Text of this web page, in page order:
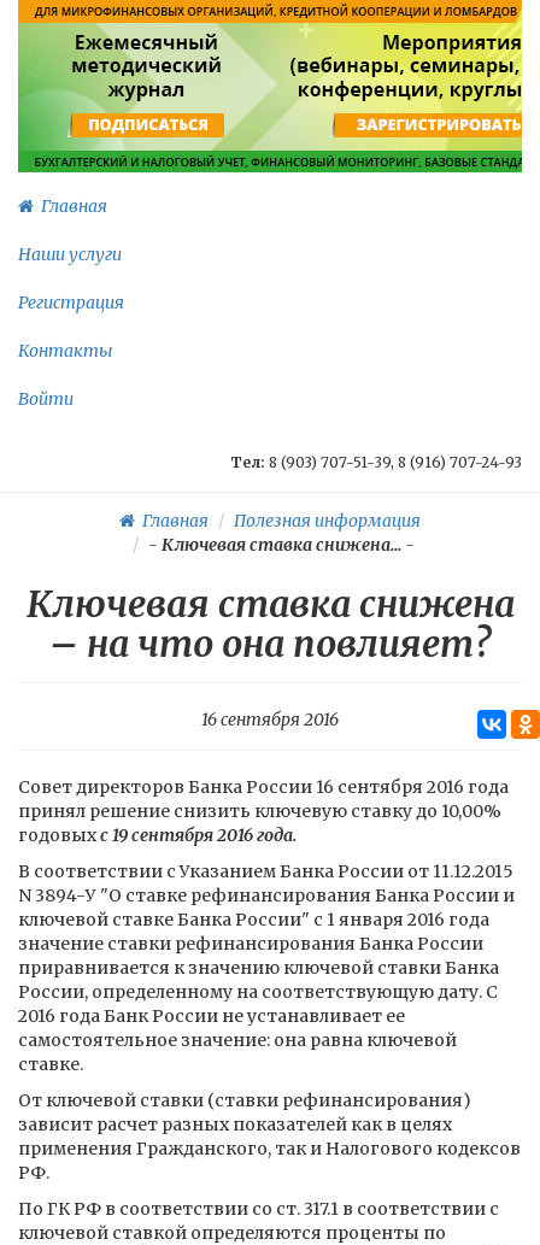
Главная
Наши услуги
Регистрация
Контакты
Войти
Тел: 8 (903) 707-51-39, 8 (916) 707-24-93
Главная
Полезная информация
- Ключевая ставка снижена...-
Ключевая ставка снижена
– на что она повлияет?
16 сентября 2016
Совет директоров Банка России 16 сентября 2016 года
принял решение снизить ключевую ставку до 10,00%
годовыхc 19 сентября 2016 года.
В соответствии с Указанием Банка России от 11.12.2015
N 3894-У "О ставке рефинансирования Банка России и
ключевой ставке Банка России" с 1 января 2016 года
значение ставки рефинансирования Банка России
приравнивается к значению ключевой ставки Банка
России, определенному на соответствующую дату. С
2016 года Банк России не устанавливает ее
самостоятельное значение: она равна ключевой
ставке.
От ключевой ставки (ставки рефинансирования)
зависит расчет разных показателей как в целях
применения Гражданского, так и Налогового кодексов
РФ.
По ГК РФ в соответствии со ст. 317.1 в соответствии с
ключевой ставкой определяются проценты по